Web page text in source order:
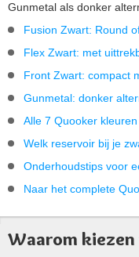
Gunmetal als donker
Fusion Zwart: Round
Flex Zwart: met
Front Zwart: compact
Gunmetal: donker
Alle 7 Quooker
Welk reservoir bij je
Onderhoudstips voor
Naar het complete
Waarom